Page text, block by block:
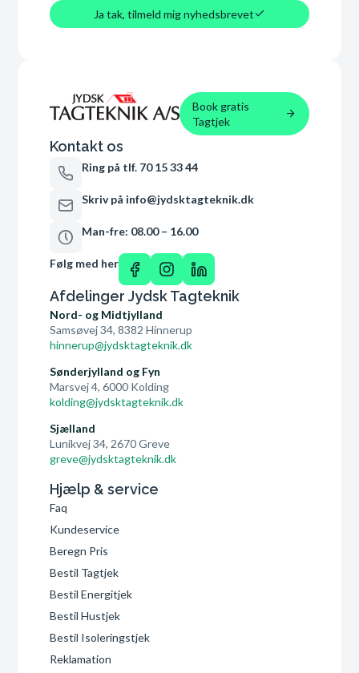
Ja tak, tilmeld mig nyhedsbrevet
Book gratis
Tagtjek
Kontakt os
Ring på tlf. 70 15 33 44
Skriv på info@jydsktagteknik.dk
Man-fre: 08.00 – 16.00
Følg med her
Afdelinger Jydsk Tagteknik
Nord- og Midtjylland
Samsøvej 34, 8382 Hinnerup
hinnerup@jydsktagteknik.dk
Sønderjylland og Fyn
Marsvej 4, 6000 Kolding
kolding@jydsktagteknik.dk
Sjælland
Lunikvej 34, 2670 Greve
greve@jydsktagteknik.dk
Hjælp & service
Faq
Kundeservice
Beregn Pris
Bestil Tagtjek
Bestil Energitjek
Bestil Hustjek
Bestil Isoleringstjek
Reklamation